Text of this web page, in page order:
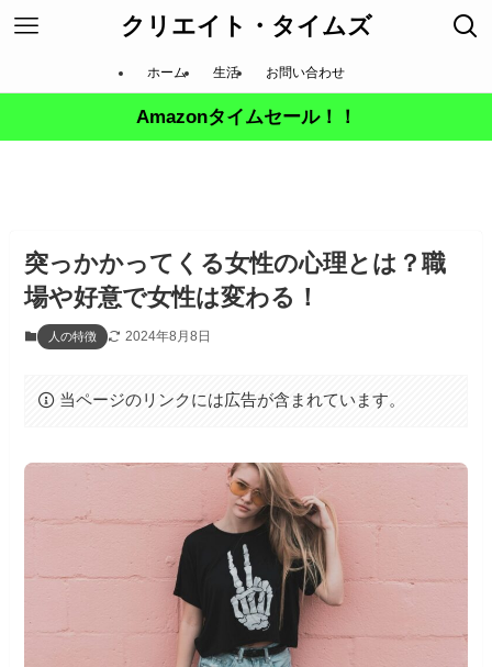
クリエイト・タイムズ
ホーム 生活 お問い合わせ
Amazonタイムセール！！
突っかかってくる女性の心理とは？職
場や好意で女性は変わる！
人の特徴 2024年8月8日
当ページのリンクには広告が含まれています。